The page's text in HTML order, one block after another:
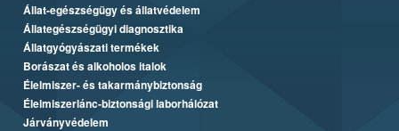
Állat-egészségügy és állatvédelem
Állategészségügyi diagnosztika
Állatgyógyászati termékek
Borászat és alkoholos italok
Élelmiszer- és takarmánybiztonság
Élelmiszerlánc-biztonsági laborhálózat
Járványvédelem